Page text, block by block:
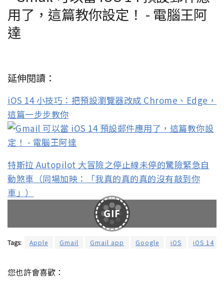
延伸閱讀：
iOS 14 小技巧：把預設瀏覽器改成 Chrome、Edge，
這篇一步步教你
特斯拉 Autopilot 大冒險之停止線未停的驚險緊急自
動煞車（同場加映：「我真的真的真的沒有敲到你
車」）
GIF
Tags: Apple Gmail Gmail app Google iOS iOS 14
您也許會喜歡：